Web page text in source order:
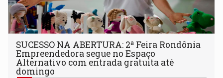
SUCESSO NA ABERTURA: 2ª Feira Rondônia
Empreendedora segue no Espaço
Alternativo com entrada gratuita até
domingo